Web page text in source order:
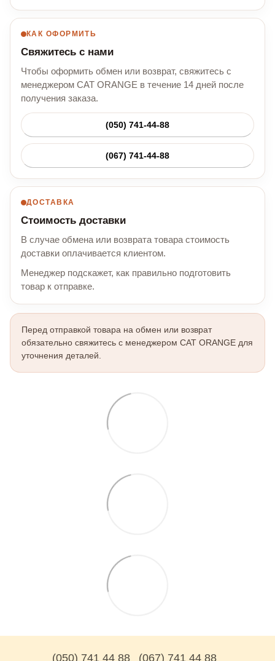
КАК ОФОРМИТЬ
Свяжитесь с нами
Чтобы оформить обмен или возврат, свяжитесь с
менеджером CAT ORANGE в течение 14 дней после
получения заказа.
(050) 741-44-88
(067) 741-44-88
ДОСТАВКА
Стоимость доставки
В случае обмена или возврата товара стоимость
доставки оплачивается клиентом.
Менеджер подскажет, как правильно подготовить
товар к отправке.
Перед отправкой товара на обмен или возврат
обязательно свяжитесь с менеджером CAT ORANGE для
уточнения деталей.
(050) 741 44 88 (067) 741 44 88